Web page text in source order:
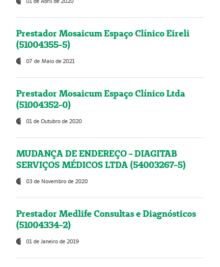
Prestador Mosaicum Espaço Clínico Eireli
(51004355-5)
07 de Maio de 2021
Prestador Mosaicum Espaço Clínico Ltda
(51004352-0)
01 de Outubro de 2020
MUDANÇA DE ENDEREÇO - DIAGITAB
SERVIÇOS MÉDICOS LTDA (54003267-5)
03 de Novembro de 2020
Prestador Medlife Consultas e Diagnósticos
(51004334-2)
01 de Janeiro de 2019